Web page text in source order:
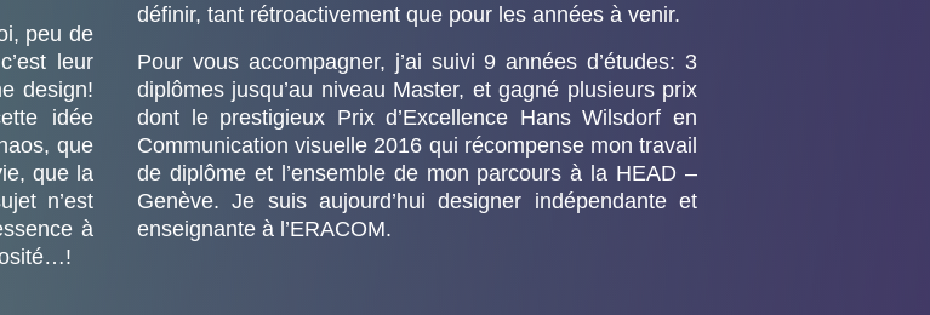
peu de
leur
design!
idée
que
que la
n’est
à
définir, tant rétroactivement que pour les années à venir.
Pour vous accompagner, j’ai suivi 9 années d’études: 3
diplômes jusqu’au niveau Master, et gagné plusieurs prix
dont le prestigieux Prix d’Excellence Hans Wilsdorf en
Communication visuelle 2016 qui récompense mon travail
de diplôme et l’ensemble de mon parcours à la HEAD –
Genève. Je suis aujourd’hui designer indépendante et
enseignante à l’ERACOM.